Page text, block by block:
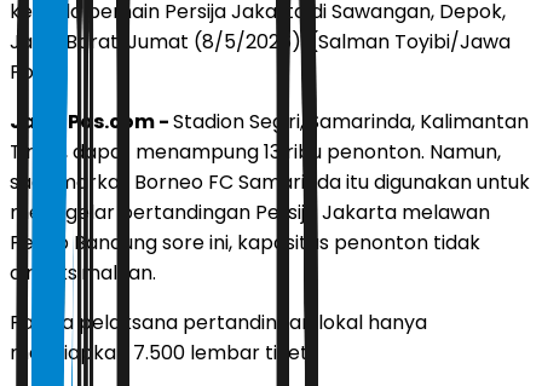
kepada pemain Persija Jakarta di Sawangan, Depok,
Jawa Barat, Jumat (8/5/2026). (Salman Toyibi/Jawa
Pos)
JawaPos.com -Stadion Segiri, Samarinda, Kalimantan
Timur, dapat menampung 13 ribu penonton. Namun,
saat markas Borneo FC Samarinda itu digunakan untuk
menggelar pertandingan Persija Jakarta melawan
Persib Bandung sore ini, kapasitas penonton tidak
dimaksimalkan.
Panitia pelaksana pertandingan lokal hanya
menyiapkan 7.500 lembar tiket.